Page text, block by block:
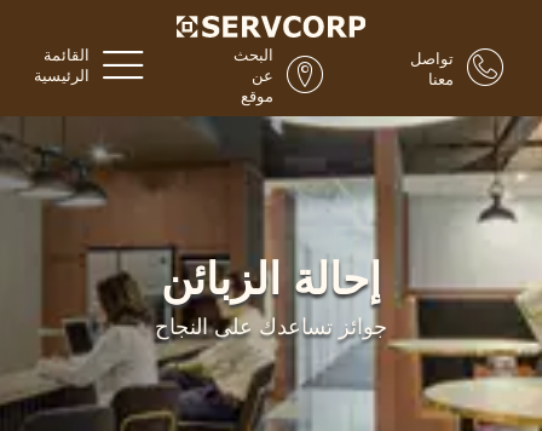
القائمة
الرئيسية
البحث
عن
موقع
تواصل
معنا
إحالة الزبائن
جوائز تساعدك على النجاح